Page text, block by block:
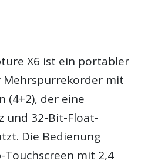
X6 ist ein portabler
Mehrspurrekorder mit
(4+2), der eine
und 32-Bit-Float-
Die Bedienung
mit 2,4